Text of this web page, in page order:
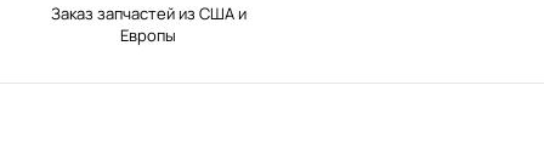
Заказ запчастей из США и
Европы